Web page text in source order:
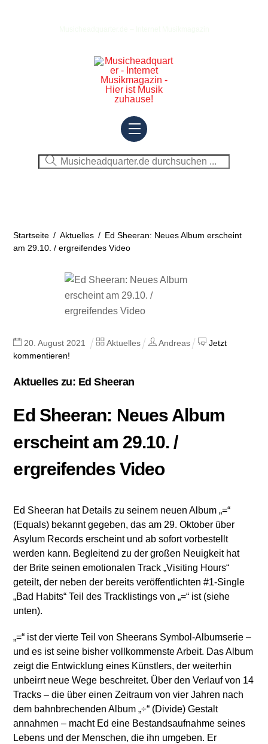
Menu
Startseite / Aktuelles / Ed Sheeran: Neues Album erscheint
am 29.10. / ergreifendes Video
20 .August 2021 Aktuelles Andreas
Jetzt
kommentieren!
Aktuelles zu: Ed Sheeran
Ed Sheeran: Neues Album
erscheint am 29.10. /
ergreifendes Video
Ed Sheeran hat Details zu seinem neuen Album „=“
(Equals) bekannt gegeben, das am 29. Oktober über
Asylum Records erscheint und ab sofort vorbestellt
werden kann. Begleitend zu der großen Neuigkeit hat
der Brite seinen emotionalen Track „Visiting Hours“
geteilt, der neben der bereits veröffentlichten #1-Single
„Bad Habits“ Teil des Tracklistings von „=“ ist (siehe
unten).
„=“ ist der vierte Teil von Sheerans Symbol-Albumserie –
und es ist seine bisher vollkommenste Arbeit. Das Album
zeigt die Entwicklung eines Künstlers, der weiterhin
unbeirrt neue Wege beschreitet. Über den Verlauf von 14
Tracks – die über einen Zeitraum von vier Jahren nach
dem bahnbrechenden Album „÷“ (Divide) Gestalt
annahmen – macht Ed eine Bestandsaufnahme seines
Lebens und der Menschen, die ihn umgeben. Er